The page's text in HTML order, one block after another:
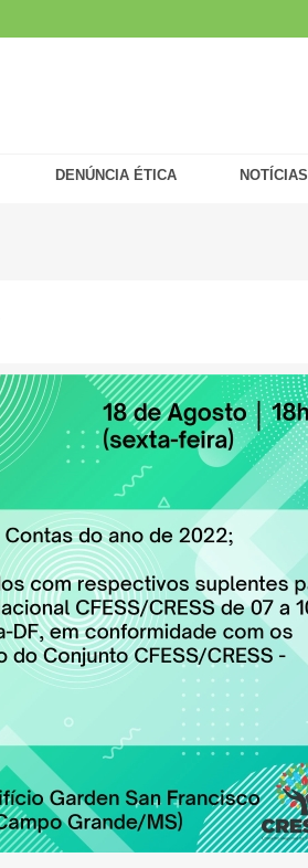
DENÚNCIA ÉTICA NOTÍCIAS